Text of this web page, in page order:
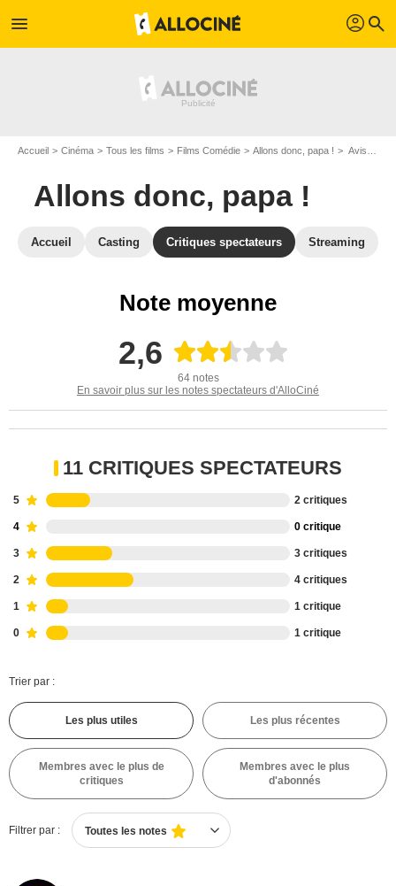
menu profil search
Accueil Cinéma Tous les films Films Comédie Allons donc, papa ! Avis sur Allons donc, papa !
Allons donc, papa !
Accueil Casting Critiques spectateurs Streaming
Note moyenne
2,6
64 notes
En savoir plus sur les notes spectateurs d'AlloCiné
11 CRITIQUES SPECTATEURS
5 2 critiques
4 0 critique
3 3 critiques
2 4 critiques
1 1 critique
0 1 critique
Trier par :
Les plus utiles Les plus récentes
Membres avec le plus de
critiques
Membres avec le plus
d'abonnés
Filtrer par : Toutes les notes